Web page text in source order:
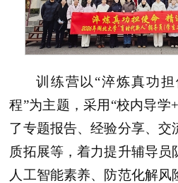
训练营以“淬炼真功
程”为主题，采用“校内导学
了专题报告、经验分享、交
质拓展等，着力提升辅导员
人工智能素养、防范化解风